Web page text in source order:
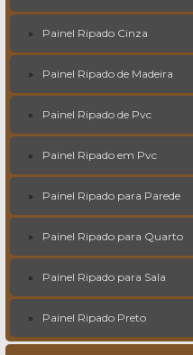
Painel Ripado Cinza
Painel Ripado de Madeira
Painel Ripado de Pvc
Painel Ripado em Pvc
Painel Ripado para Parede
Painel Ripado para Quarto
Painel Ripado para Sala
Painel Ripado Preto